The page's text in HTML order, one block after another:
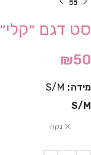
סט דגם
₪50
מידה
S/M
S/M
נקה